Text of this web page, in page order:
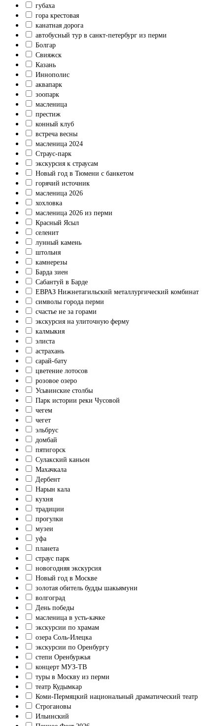
губаха
гора крестовая
канатная дорога
автобусный тур в санкт-петербург из перми
Болгар
Свияжск
Казань
Иннополис
аквапарк
зоопарк
масленица
престиж
конный клуб
встреча весны
масленица 2024
Страус-парк
экскурсия к страусам
Новый год в Тюмени с банкетом
горячий источник
масленица 2026
хохловка
масленица 2026 из перми
Красный Ясыл
селенит
лунный камень
штольня
камнерезы
Барда зиен
Сабантуй в Барде
ЕВРАЗ Нижнетагильский металлургический комбинат
символы города перми
счастье не за горами
экскурсия на улиточную ферму
калмыкия
элиста
астрахань
сарай-бату
цветение лотосов
розовое озеро
Усьвинские столбы
Парк истории реки Чусовой
чегем
чегет
эльбрус
домбай
пятигорск
Сулакский каньон
Махачкала
Дербент
Нарын кала
кухня
традиции
прогулки
музеи
уфа
планета
страус парк
новогодняя экскурсия
Новый год в Москве
золотая обитель будды шакьямуни
волгоград
День победы
масленица в усть-качке
экскурсии по храмам
озера Соль-Илецка
экскурсии по Оренбургу
степи Оренбуржья
концерт МУЗ-ТВ
туры в Москву из перми
театр Кудымкар
Коми‑Пермяцкий национальный драматический театр
Строгановы
Ильинский